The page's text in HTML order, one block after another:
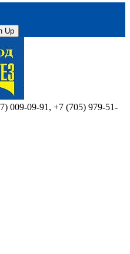
Up
009-09-91, +7 (705) 979-51-